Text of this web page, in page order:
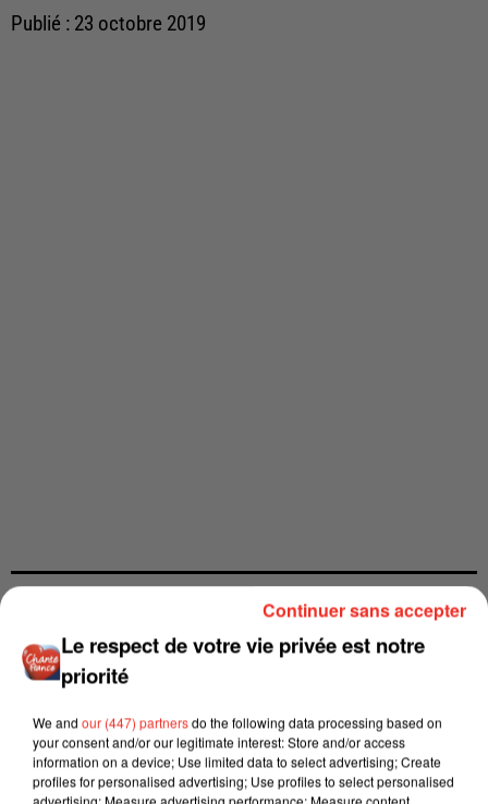
Publié : 23 octobre 2019
Le respect de votre vie privée est notre
priorité
We and our (447) partnersdo the following data processing based on
your consent and/or our legitimate interest: Store and/or access
information on a device; Use limited data to select advertising; Create
profiles for personalised advertising; Use profiles to select personalised
advertising; Measure advertising performance; Measure content
Continuer sans accepter